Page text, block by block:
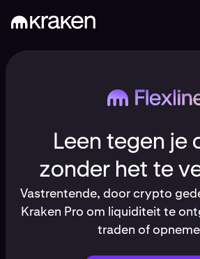
Leen tegen je
zonder het te
Vastrentende, door crypto
Kraken Pro om liquiditeit te
traden of